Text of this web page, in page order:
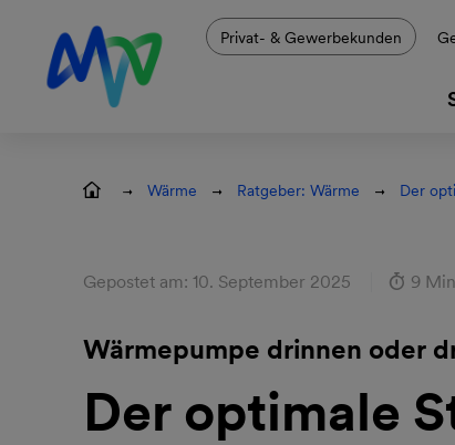
Zur Hauptnavigation springen
Zur Servicelasche springen
Zum Hauptinhalt springen
Zur Footernavigation springen
Privat- & Gewerbekunden
Wärme Ratgeber: Wärme Der
Gepostet am: 10. September 2025 9 Min
Wärmepumpe drinnen oder
Der optimale